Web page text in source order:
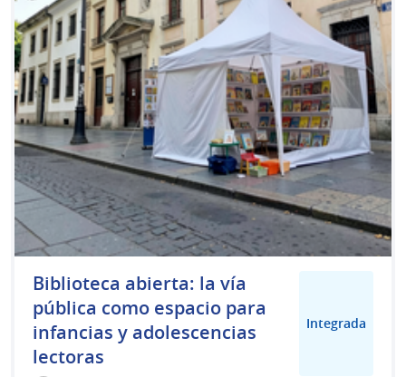
Biblioteca abierta: la vía
pública como espacio para
infancias y adolescencias
lectoras
Integrada